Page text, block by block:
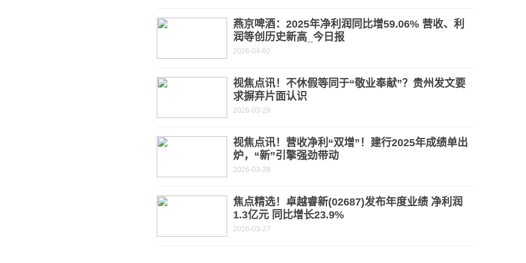
燕京啤酒：2025年净利润同比增59.06% 营收、利
润等创历史新高_今日报
2026-04-02
视焦点讯！不休假等同于“敬业奉献”？贵州发文要
求摒弃片面认识
2026-03-29
视焦点讯！营收净利“双增”！建行2025年成绩单出
炉，“新”引擎强劲带动
2026-03-28
焦点精选！卓越睿新(02687)发布年度业绩 净利润
1.3亿元 同比增长23.9%
2026-03-27